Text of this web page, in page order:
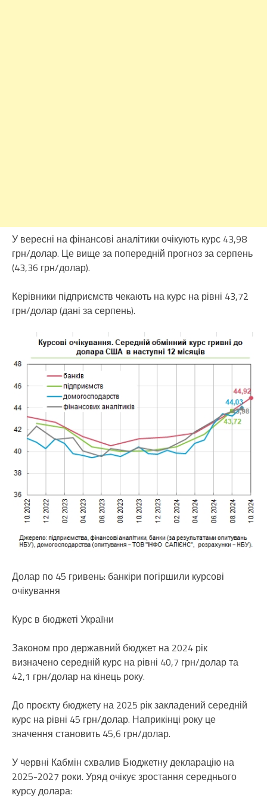
У вересні на фінансові аналітики очікують курс 43,98
грн/долар. Це вище за попередній прогноз за серпень
(43,36 грн/долар).
Керівники підприємств чекають на курс на рівні 43,72
грн/долар (дані за серпень).
Долар по 45 гривень: банкіри погіршили курсові
очікування
Курс в бюджеті України
Законом про державний бюджет на 2024 рік
визначено середній курс на рівні 40,7 грн/долар та
42,1 грн/долар на кінець року.
До проєкту бюджету на 2025 рік закладений середній
курс на рівні 45 грн/долар. Наприкінці року це
значення становить 45,6 грн/долар.
У червні Кабмін схвалив Бюджетну декларацію на
2025-2027 роки. Уряд очікує зростання середнього
курсу долара: